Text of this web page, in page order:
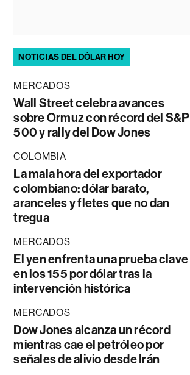
NOTICIAS DEL DÓLAR HOY
MERCADOS
Wall Street celebra avances
sobre Ormuz con récord del S&P
500 y rally del Dow Jones
COLOMBIA
La mala hora del exportador
colombiano: dólar barato,
aranceles y fletes que no dan
tregua
MERCADOS
El yen enfrenta una prueba clave
en los 155 por dólar tras la
intervención histórica
MERCADOS
Dow Jones alcanza un récord
mientras cae el petróleo por
señales de alivio desde Irán